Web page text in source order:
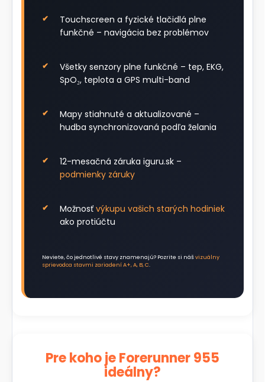
Touchscreen a fyzické tlačidlá plne
funkčné – navigácia bez problémov
Všetky senzory plne funkčné – tep, EKG,
SpO₂, teplota a GPS multi-band
Mapy stiahnuté a aktualizované –
hudba synchronizovaná podľa želania
12-mesačná záruka iguru.sk –
podmienky záruky
Možnosť výkupu vašich starých hodiniek
ako protiúčtu
Neviete, čo jednotlivé stavy znamenajú? Pozrite si nášvizuálny
sprievodca stavmi zariadení A+, A, B, C.
Pre koho je Forerunner 955
ideálny?